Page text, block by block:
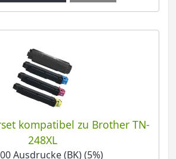
kompatibel zu Brother TN-
248XL
Ausdrucke (BK) (5%)